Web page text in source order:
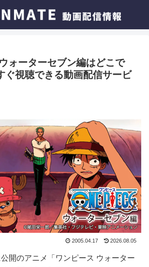
ォーターセブン編はどこで
ぐ視聴できる動画配信サービ
2005.04.17 2026.08.05
開のアニメ「ワンピース ウォーター